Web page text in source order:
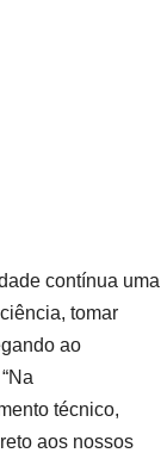
contínua uma
tomar
ao
técnico,
aos nossos